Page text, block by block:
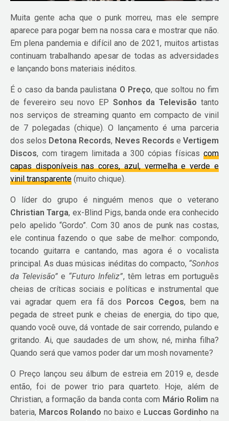
Muita gente acha que o punk morreu, mas ele sempre
aparece para pogar bem na nossa cara e mostrar que não.
Em plena pandemia e difícil ano de 2021, muitos artistas
continuam trabalhando apesar de todas as adversidades
e lançando bons materiais inéditos.
É o caso da banda paulistana O Preço, que soltou no fim
de fevereiro seu novo EP Sonhos da Televisão tanto
nos serviços de streaming quanto em compacto de vinil
de 7 polegadas (chique). O lançamento é uma parceria
dos selos Detona Records, Neves Records e Vertigem
Discos, com tiragem limitada a 300 cópias físicas com
capas disponíveis nas cores, azul, vermelha e verde e
vinil transparente (muito chique).
O líder do grupo é ninguém menos que o veterano
Christian Targa, ex-Blind Pigs, banda onde era conhecido
pelo apelido “Gordo”. Com 30 anos de punk nas costas,
ele continua fazendo o que sabe de melhor: compondo,
tocando guitarra e cantando, mas agora é o vocalista
principal. As duas músicas inéditas do compacto, “Sonhos
da Televisão” e “Futuro Infeliz”, têm letras em português
cheias de críticas sociais e políticas e instrumental que
vai agradar quem era fã dos Porcos Cegos, bem na
pegada de street punk e cheias de energia, do tipo que,
quando você ouve, dá vontade de sair correndo, pulando e
gritando. Ai, que saudades de um show, né, minha filha?
Quando será que vamos poder dar um mosh novamente?
O Preço lançou seu álbum de estreia em 2019 e, desde
então, foi de power trio para quarteto. Hoje, além de
Christian, a formação da banda conta com Mário Rolim na
bateria, Marcos Rolando no baixo e Luccas Gordinho na